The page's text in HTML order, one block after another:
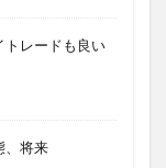
トレードも良い
、将来